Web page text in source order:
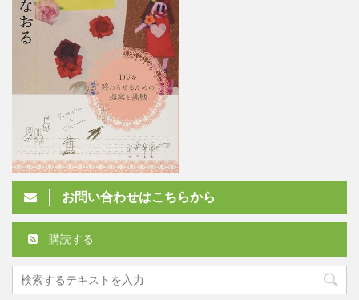
お問い合わせはこちらから
購読する